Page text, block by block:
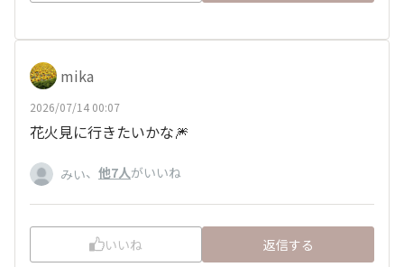
mika
2026/07/14 00:07
花火見に行きたいかな🎆
みい、 他7人がいいね
いいね 返信する